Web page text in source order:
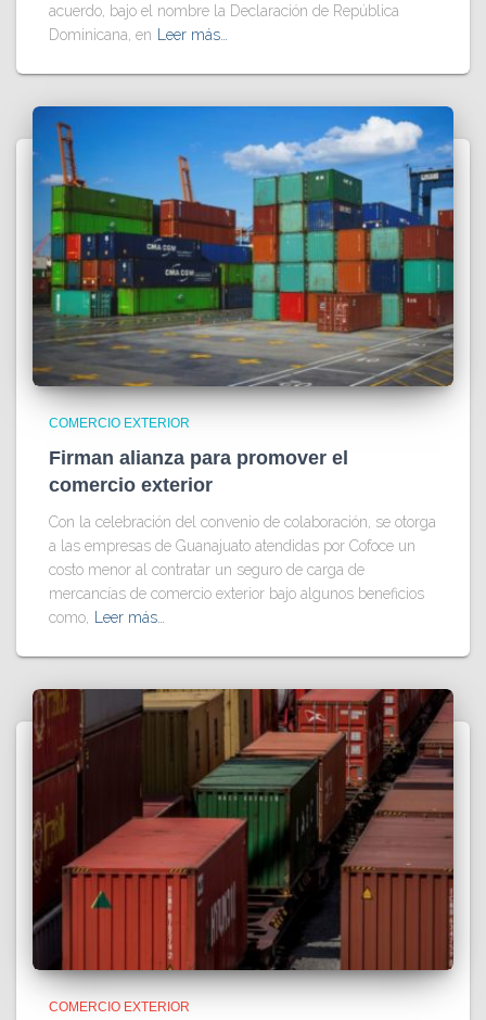
acuerdo, bajo el nombre la Declaración de República
Dominicana, en
Leer más…
COMERCIO EXTERIOR
Firman alianza para promover el
comercio exterior
Con la celebración del convenio de colaboración, se otorga
a las empresas de Guanajuato atendidas por Cofoce un
costo menor al contratar un seguro de carga de
mercancías de comercio exterior bajo algunos beneficios
como, Leer más…
COMERCIO EXTERIOR